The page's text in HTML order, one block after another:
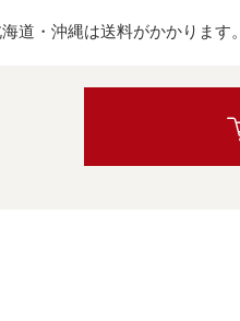
道・沖縄は送料がかかります。